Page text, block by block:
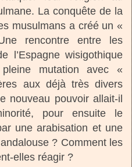
La conquête de la
musulmans a créé un «
rencontre entre les
l’Espagne wisigothique
mutation avec «
aux déjà très divers
nouveau pouvoir allait-il
pour ensuite le
une arabisation et une
? Comment les
elles réagir ?